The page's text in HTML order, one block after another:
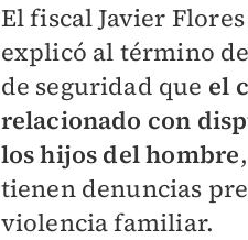
El fiscal Javier
explicó al término
de seguridad que el
relacionado con
los hijos del hombre
tienen denuncias
violencia familiar.